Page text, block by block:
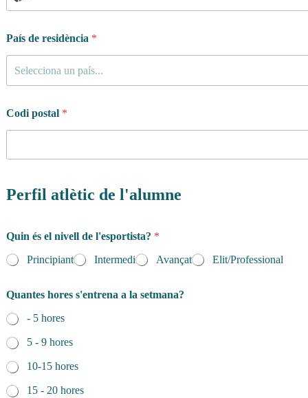
País de residència *
Selecciona un país...
Codi postal *
Perfil atlètic de l'alumne
Quin és el nivell de l'esportista? *
Principiant
Intermedi Avançat Elit/Professional
Quantes hores s'entrena a la setmana?
- 5 hores
5 - 9 hores
10-15 hores
15 - 20 hores